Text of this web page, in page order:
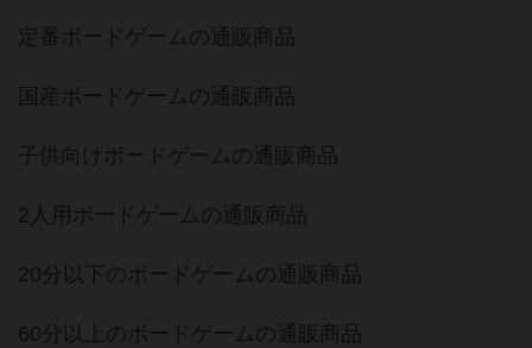
定番ボードゲームの通販商品
国産ボードゲームの通販商品
子供向けボードゲームの通販商品
2人用ボードゲームの通販商品
20分以下のボードゲームの通販商品
60分以上のボードゲームの通販商品